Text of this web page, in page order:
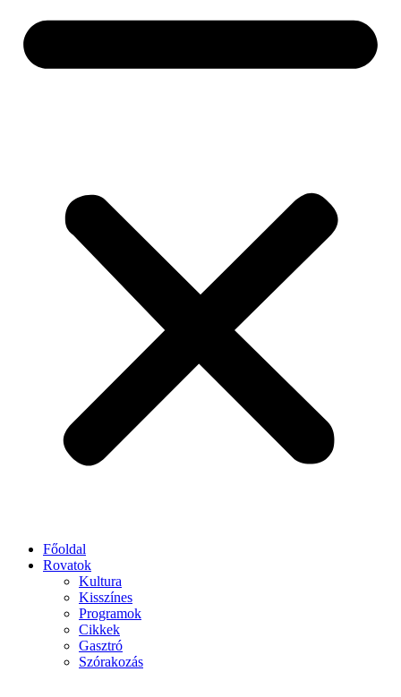
Főoldal
Rovatok
Kultura
Kisszínes
Programok
Cikkek
Gasztró
Szórakozás